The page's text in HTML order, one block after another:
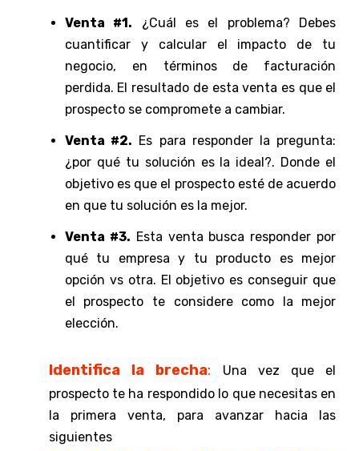
Venta #1. ¿Cuál es el problema? Debes
cuantificar y calcular el impacto de tu
negocio, en términos de facturación
perdida. El resultado de esta venta es que el
prospecto se compromete a cambiar.
Venta #2. Es para responder la pregunta:
¿por qué tu solución es la ideal?. Donde el
objetivo es que el prospecto esté de acuerdo
en que tu solución es la mejor.
Venta #3. Esta venta busca responder por
qué tu empresa y tu producto es mejor
opción vs otra. El objetivo es conseguir que
el prospecto te considere como la mejor
elección.
Identifica la brecha:
Una vez que el
prospecto te ha respondido lo que necesitas en
la primera venta, para avanzar hacia las
siguientes